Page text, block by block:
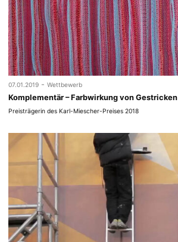
07.01.2019 - Wettbewerb
Komplementär – Farbwirkung von Gestricken
Preisträgerin des Karl-Miescher-Preises 2018